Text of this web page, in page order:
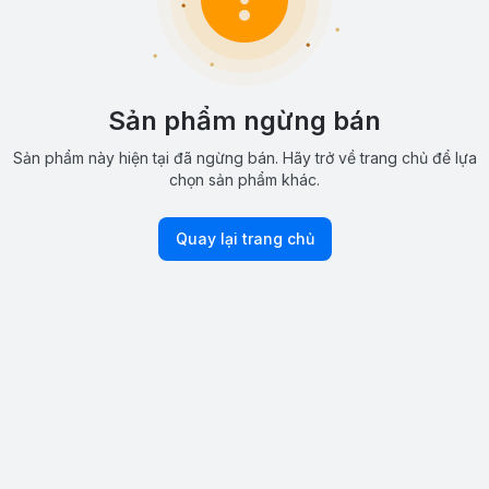
Sản phẩm ngừng bán
Sản phẩm này hiện tại đã ngừng bán. Hãy trở về trang chủ để lựa
chọn sản phẩm khác.
Quay lại trang chủ